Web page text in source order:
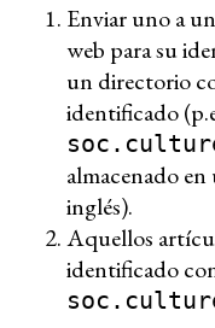
Enviar uno a
web para su
un directorio
identificado
almacenado
inglés).
Aquellos
identificado